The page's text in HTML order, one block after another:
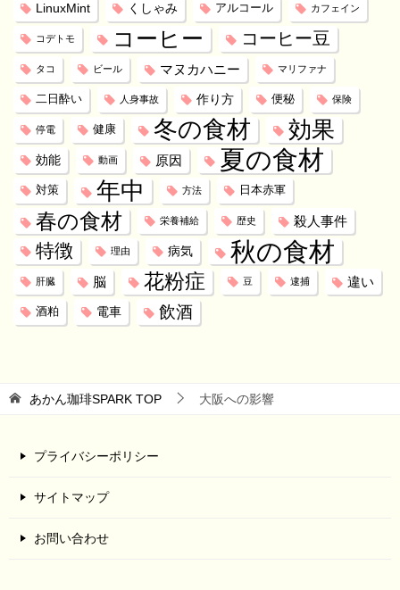
LinuxMint くしゃみ アルコール カフェイン
コデトモ コーヒー コーヒー豆
タコ ビール マヌカハニー マリファナ
二日酔い 人身事故 作り方 便秘 保険
停電 健康 冬の食材 効果
効能 動画 原因 夏の食材
対策 年中 方法 日本赤軍
春の食材 栄養補給 歴史 殺人事件
特徴 理由 病気 秋の食材
肝臓 脳 花粉症 豆 逮捕 違い
酒粕 電車 飲酒
あかん珈琲SPARK TOP 大阪への影響
プライバシーポリシー
サイトマップ
お問い合わせ